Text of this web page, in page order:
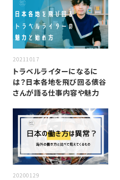
20211017
トラベルライターになるに
は？日本各地を飛び回る俵谷
さんが語る仕事内容や魅力
20200129